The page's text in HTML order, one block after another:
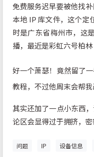
免费服务迟早要被他找
本地 IP 库文件，这个定
时是广东省梅州市，这
播，最近是彩虹六号柏林
好一个萧瑟！竟然留了
教程，不过他周末会帮
其实还加了一点小东西
论区会显得过于拥挤，
问题 IP 设备信息